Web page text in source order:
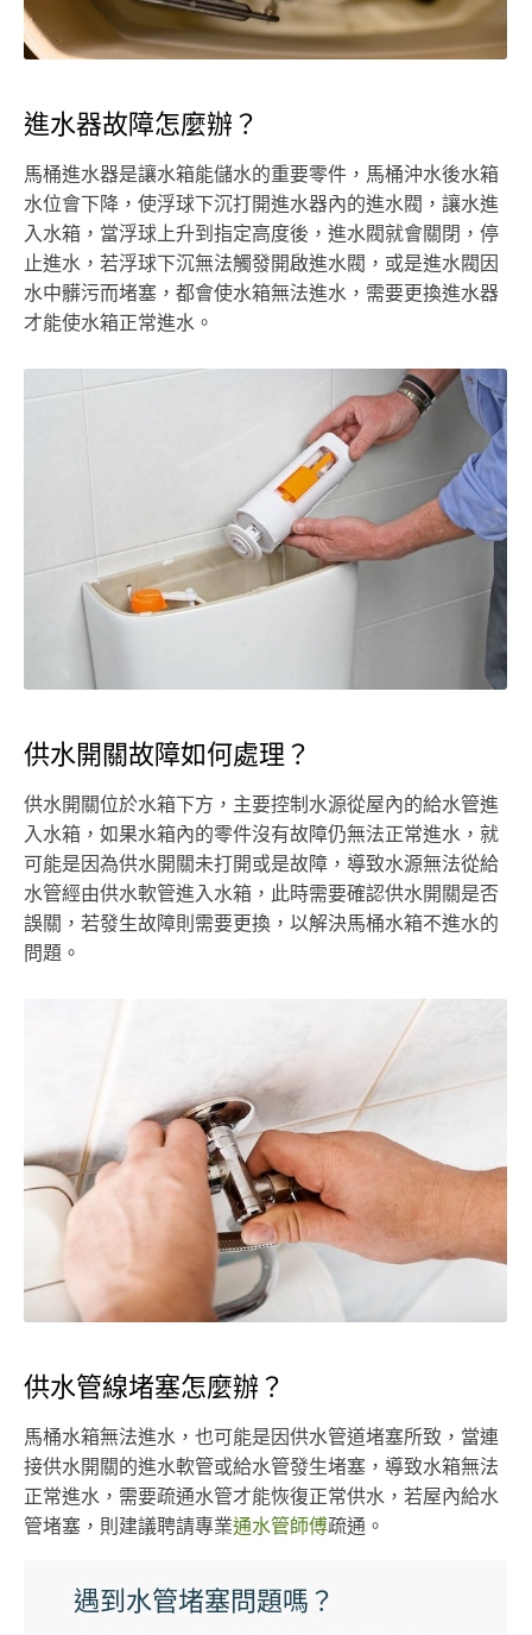
進水器故障怎麼辦？
馬桶進水器是讓水箱能儲水的重要零件，馬桶沖水後水箱
水位會下降，使浮球下沉打開進水器內的進水閥，讓水進
入水箱，當浮球上升到指定高度後，進水閥就會關閉，停
止進水，若浮球下沉無法觸發開啟進水閥，或是進水閥因
水中髒污而堵塞，都會使水箱無法進水，需要更換進水器
才能使水箱正常進水。
供水開關故障如何處理？
供水開關位於水箱下方，主要控制水源從屋內的給水管進
入水箱，如果水箱內的零件沒有故障仍無法正常進水，就
可能是因為供水開關未打開或是故障，導致水源無法從給
水管經由供水軟管進入水箱，此時需要確認供水開關是否
誤關，若發生故障則需要更換，以解決馬桶水箱不進水的
問題。
供水管線堵塞怎麼辦？
馬桶水箱無法進水，也可能是因供水管道堵塞所致，當連
接供水開關的進水軟管或給水管發生堵塞，導致水箱無法
正常進水，需要疏通水管才能恢復正常供水，若屋內給水
管堵塞，則建議聘請專業通水管師傅疏通。
遇到水管堵塞問題嗎？